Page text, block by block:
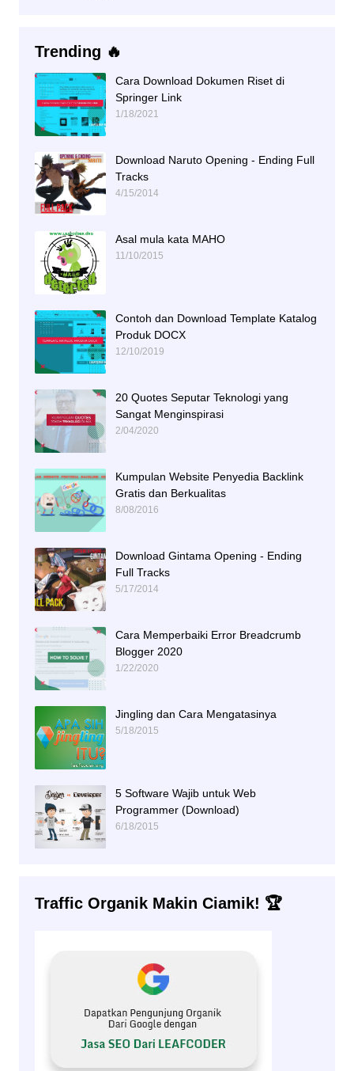
Trending 🔥
Cara Download Dokumen Riset di
Springer Link
1/18/2021
Download Naruto Opening - Ending Full
Tracks
4/15/2014
Asal mula kata MAHO
11/10/2015
Contoh dan Download Template Katalog
Produk DOCX
12/10/2019
20 Quotes Seputar Teknologi yang
Sangat Menginspirasi
2/04/2020
Kumpulan Website Penyedia Backlink
Gratis dan Berkualitas
8/08/2016
Download Gintama Opening - Ending
Full Tracks
5/17/2014
Cara Memperbaiki Error Breadcrumb
Blogger 2020
1/22/2020
Jingling dan Cara Mengatasinya
5/18/2015
5 Software Wajib untuk Web
Programmer (Download)
6/18/2015
Traffic Organik Makin Ciamik! 🏆